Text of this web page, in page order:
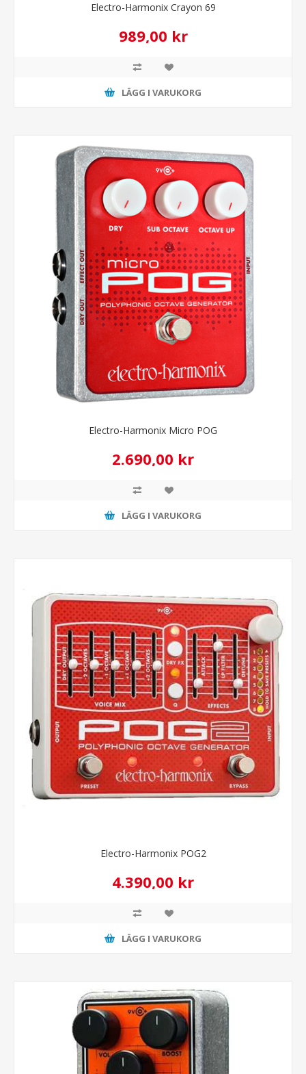
Electro-Harmonix Crayon 69
989,00 kr
LÄGG I VARUKORG
Electro-Harmonix Micro POG
2.690,00 kr
LÄGG I VARUKORG
Electro-Harmonix POG2
4.390,00 kr
LÄGG I VARUKORG